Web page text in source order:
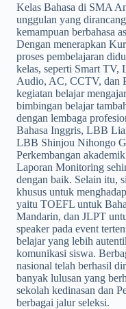
Kelas Bahasa di SMA
unggulan yang
kemampuan berbahasa
Dengan menerapkan
proses pembelajaran
kelas, seperti Smart TV,
Audio, AC, CCTV, dan
kegiatan belajar
bimbingan belajar
dengan lembaga
Bahasa Inggris, LBB
LBB Shinjou Nihongo
Perkembangan
Laporan Monitoring
dengan baik. Selain itu,
khusus untuk
yaitu TOEFL untuk
Mandarin, dan JLPT
speaker pada event
belajar yang lebih
komunikasi siswa.
nasional telah berhasil
banyak lulusan yang
sekolah kedinasan dan
berbagai jalur seleksi.